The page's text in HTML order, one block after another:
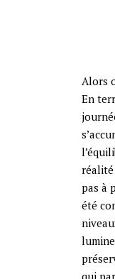
Alors
En
réalité
pas à
été